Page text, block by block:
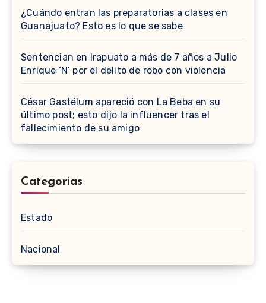
¿Cuándo entran las preparatorias a clases en
Guanajuato? Esto es lo que se sabe
Sentencian en Irapuato a más de 7 años a Julio
Enrique ‘N’ por el delito de robo con violencia
César Gastélum apareció con La Beba en su
último post; esto dijo la influencer tras el
fallecimiento de su amigo
Categorias
Estado
Nacional